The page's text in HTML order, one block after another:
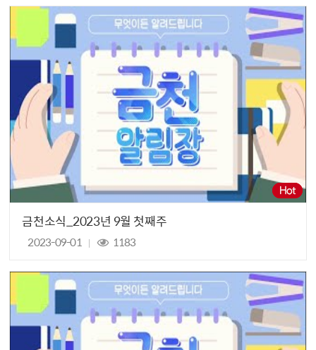
금천소식_2023년 9월 첫째주
2023-09-01 1183